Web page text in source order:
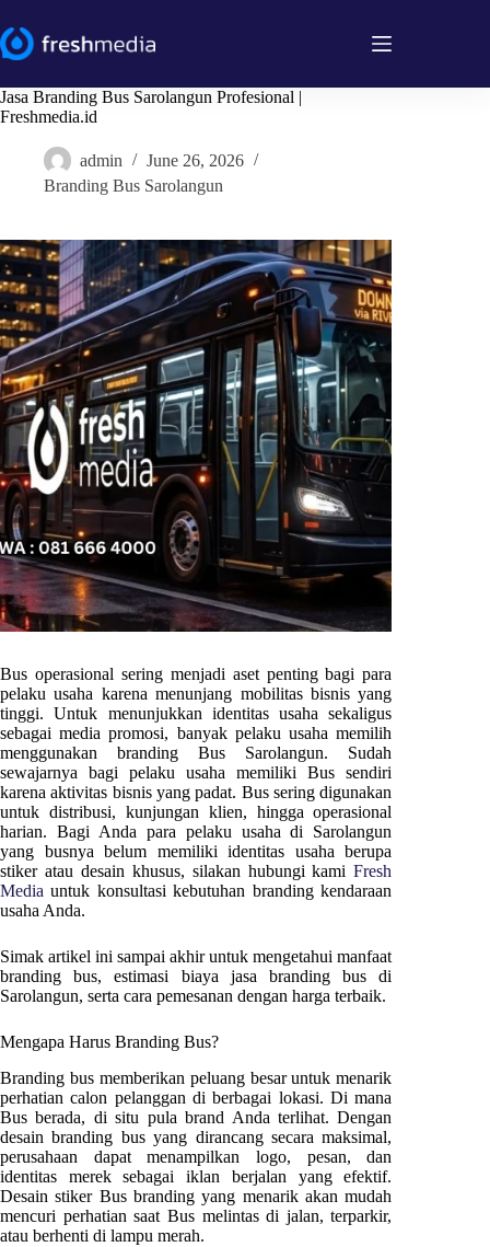
to
content
Jasa Branding Bus Sarolangun Profesional |
Freshmedia.id
admin
June 26, 2026
Branding Bus Sarolangun
Bus operasional sering menjadi aset penting bagi para
pelaku usaha karena menunjang mobilitas bisnis yang
tinggi. Untuk menunjukkan identitas usaha sekaligus
sebagai media promosi, banyak pelaku usaha memilih
menggunakan branding Bus Sarolangun. Sudah
sewajarnya bagi pelaku usaha memiliki Bus sendiri
karena aktivitas bisnis yang padat. Bus sering digunakan
untuk distribusi, kunjungan klien, hingga operasional
harian. Bagi Anda para pelaku usaha di Sarolangun
yang busnya belum memiliki identitas usaha berupa
stiker atau desain khusus, silakan hubungi kamiFresh
Media untuk konsultasi kebutuhan branding kendaraan
usaha Anda.
Simak artikel ini sampai akhir untuk mengetahui manfaat
branding bus, estimasi biaya jasa branding bus di
Sarolangun, serta cara pemesanan dengan harga terbaik.
Mengapa Harus Branding Bus?
Branding bus memberikan peluang besar untuk menarik
perhatian calon pelanggan di berbagai lokasi. Di mana
Bus berada, di situ pula brand Anda terlihat. Dengan
desain branding bus yang dirancang secara maksimal,
perusahaan dapat menampilkan logo, pesan, dan
identitas merek sebagai iklan berjalan yang efektif.
Desain stiker Bus branding yang menarik akan mudah
mencuri perhatian saat Bus melintas di jalan, terparkir,
atau berhenti di lampu merah.